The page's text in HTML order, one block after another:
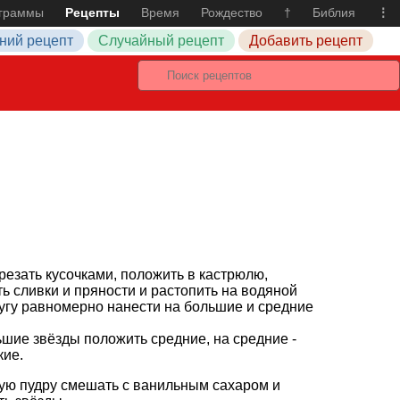
Рецепты Время Рождество † Библия ⋮
рецепт Случайный рецепт Добавить рецепт
кусочками, положить в кастрюлю,
сливки и пряности и растопить на водяной
равномерно нанести на большие и средние
звёзды положить средние, на средние -
пудру смешать с ванильным сахаром и